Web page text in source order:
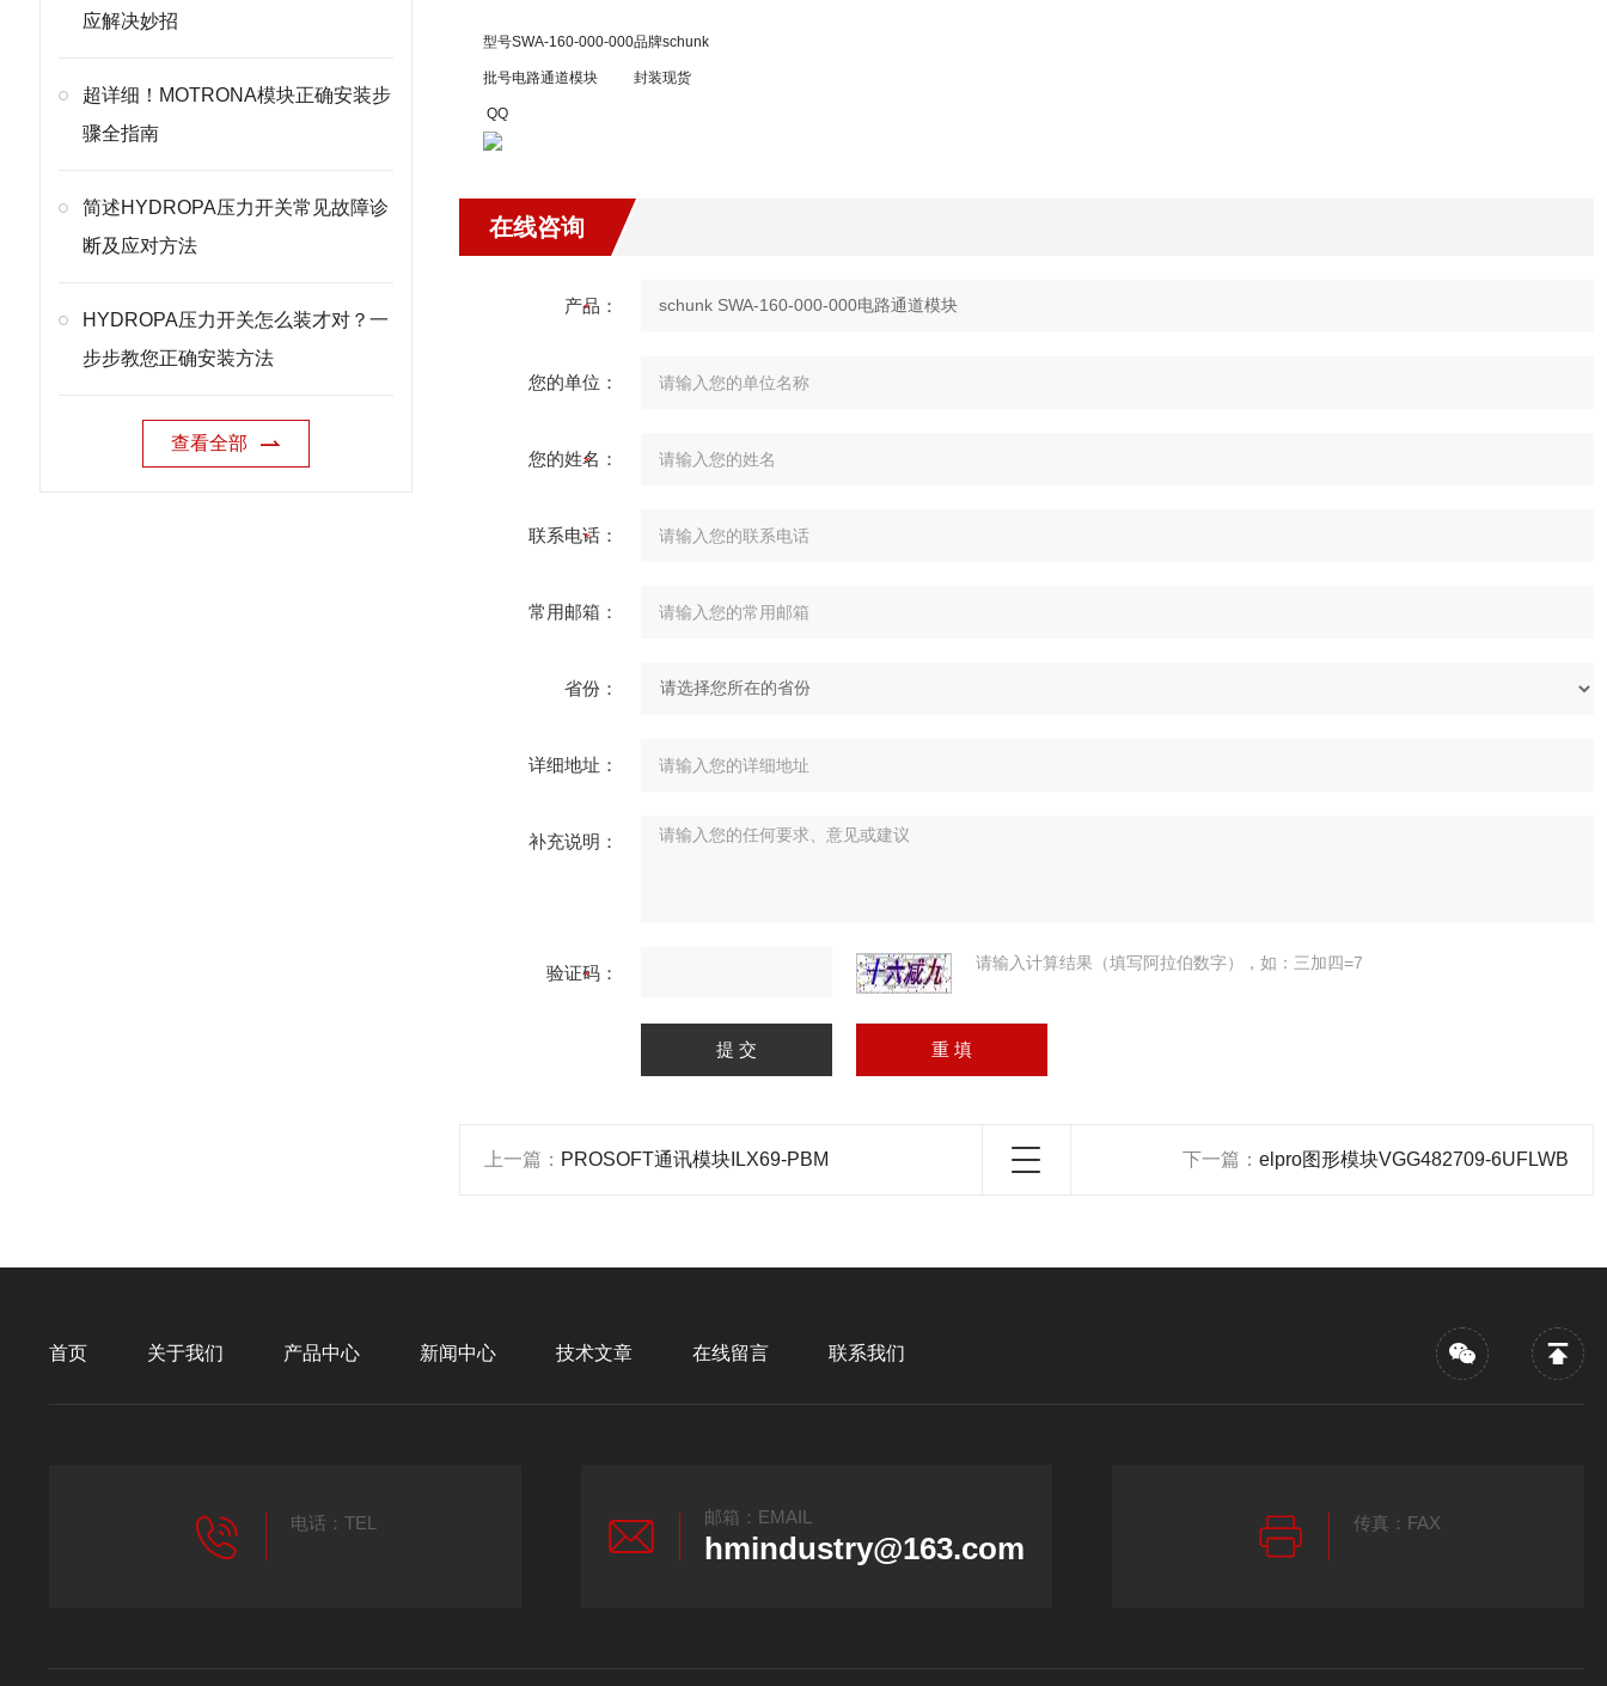
应解决妙招
超详细！MOTRONA模块正确安装步
骤全指南
简述HYDROPA压力开关常见故障诊
断及应对方法
HYDROPA压力开关怎么装才对？一
步步教您正确安装方法
查看全部
型号SWA-160-000-000品牌schunk
批号电路通道模块 封装现货
QQ
在线咨询
产品：
您的单位：
您的姓名：
联系电话：
常用邮箱：
省份：
详细地址：
补充说明：
验证码： 请输入计算结果（填写阿拉伯数字），如：三加四=7
上一篇： PROSOFT通讯模块ILX69-PBM 下一篇： elpro图形模块VGG482709-6UFLWB
首页 关于我们 产品中心 新闻中心 技术文章 在线留言 联系我们
电话：TEL 邮箱：EMAIL
hmindustry@163.com
传真：FAX